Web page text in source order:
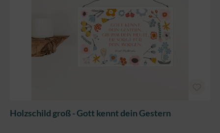
Holzschild groß - Gott kennt dein Gestern